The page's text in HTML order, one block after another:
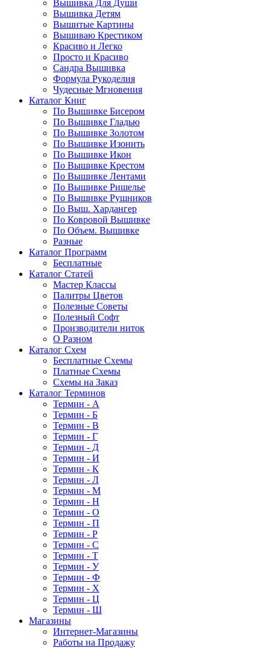
Вышивка Для Души
Вышивка Детям
Вышитые Картины
Вышиваю Крестиком
Красиво и Легко
Просто и Красиво
Сандра Вышивка
Формула Рукоделия
Чудесные Мгновения
Каталог Книг
По Вышивке Бисером
По Вышивке Гладью
По Вышивке Золотом
По Вышивке Изонить
По Вышивке Икон
По Вышивке Крестом
По Вышивке Лентами
По Вышивке Ришелье
По Вышивке Рушников
По Выш. Хардангер
По Ковровой Вышивке
По Объем. Вышивке
Разные
Каталог Программ
Бесплатные
Каталог Статей
Мастер Классы
Палитры Цветов
Полезные Советы
Полезный Софт
Производители ниток
О Разном
Каталог Схем
Бесплатные Схемы
Платные Схемы
Схемы на Заказ
Каталог Терминов
Термин - А
Термин - Б
Термин - В
Термин - Г
Термин - Д
Термин - И
Термин - К
Термин - Л
Термин - М
Термин - Н
Термин - О
Термин - П
Термин - Р
Термин - С
Термин - Т
Термин - У
Термин - Ф
Термин - Х
Термин - Ц
Термин - Ш
Магазины
Интернет-Магазины
Работы на Продажу